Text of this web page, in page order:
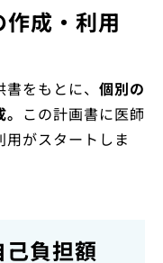
成・利用
をもとに、 個別の
この計画書に医師
がスタートしま
負担額